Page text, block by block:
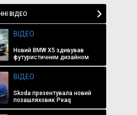
ВІДЕО
ВІДЕО
Новий BMW X5 здивував
футуристичним дизайном
ВІДЕО
Skoda презентувала новий
позашляховик Peaq